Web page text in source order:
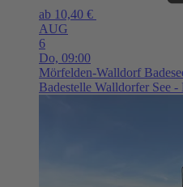
ab 10,40 €
AUG
6
Do, 09:00
Mörfelden-Walldorf
Badestelle Walldorfer See